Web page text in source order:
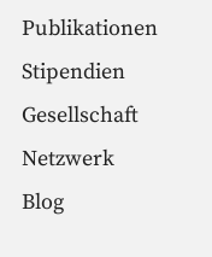
Publikationen
Stipendien
Gesellschaft
Netzwerk
Blog